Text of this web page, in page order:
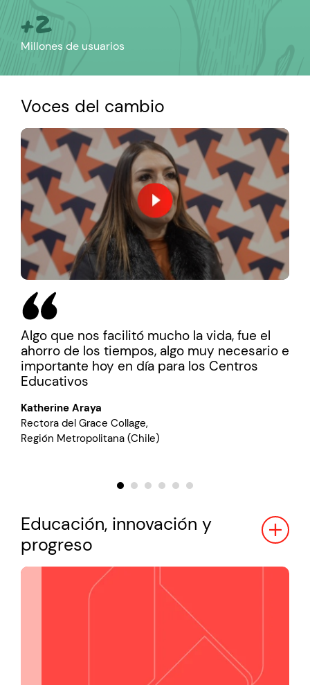
+2
Millones de usuarios
Voces del cambio
Algo que nos facilitó mucho la vida, fue el
ahorro de los tiempos, algo muy necesario e
importante hoy en día para los Centros
Educativos
Katherine Araya
Rectora del Grace Collage,
Región Metropolitana (Chile)
Educación, innovación y
progreso